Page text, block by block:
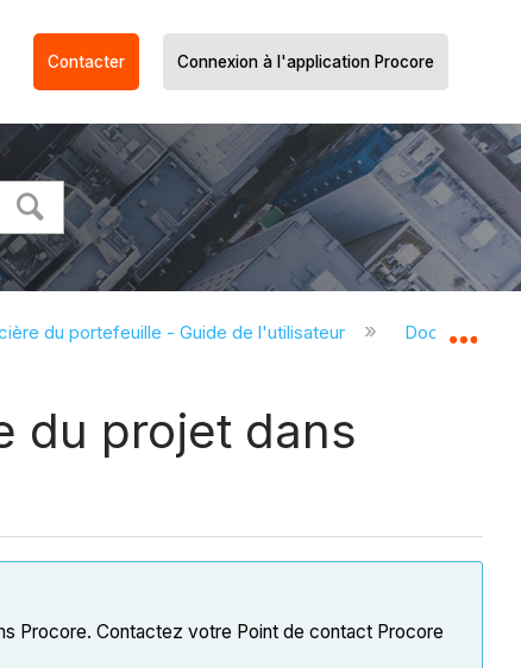
Contacter Connexion à l'application Procore
du portefeuille - Guide de l'utilisateur Documents
du projet dans
Procore. Contactez votre Point de contact Procore